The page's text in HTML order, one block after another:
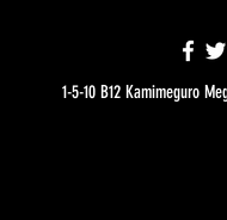
1-5-10 B12 Kamimeguro